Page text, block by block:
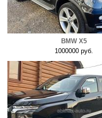
BMW X5
1000000 руб.